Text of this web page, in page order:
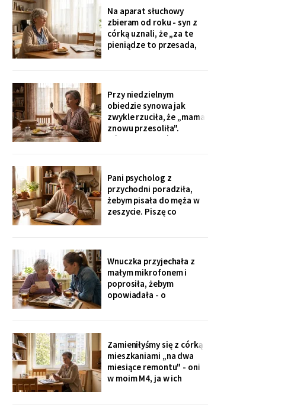
czegoś mniejszego".
Niczego nie szukam. Nic
nie sprzedaję.
Na aparat słuchowy
zbieram od roku - syn z
córką uznali, że „za te
pieniądze to przesada,
swobodnie, bo mama i
tak nie słyszy. Słyszę
więcej, niż myślą. W
niedzielę usłyszałam, co
planują z moim
Przy niedzielnym
obiedzie synowa jak
zwykle rzuciła, że „mama
znowu przesoliła".
Ośmioletni Staś odłożył
nie mówi, że mama coś
zrobiła źle". Zrobiło się
bardzo cicho.
Pani psycholog z
przychodni poradziła,
żebym pisała do męża w
zeszycie. Piszę co
sąsiadowi, który zawsze
mi pomaga - a nie synowi,
który nie przyjechał ani
do szpitala, ani na
rocznicę
Wnuczka przyjechała z
małym mikrofonem i
poprosiła, żebym
opowiadała - o
niedziele. Powiedziała,
że chce, żeby jej dzieci
kiedyś usłyszały mój głos.
Zamieniłyśmy się z córką
mieszkaniami „na dwa
miesiące remontu" - oni
w moim M4, ja w ich